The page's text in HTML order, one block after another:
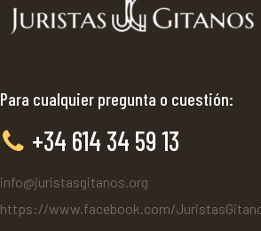
Para cualquier pregunta o cuestión:
+34 614 34 59 13
info@juristasgitanos.org
https://www.facebook.com/